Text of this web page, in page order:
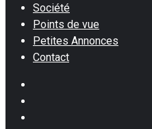
Société
Points de vue
Petites Annonces
Contact